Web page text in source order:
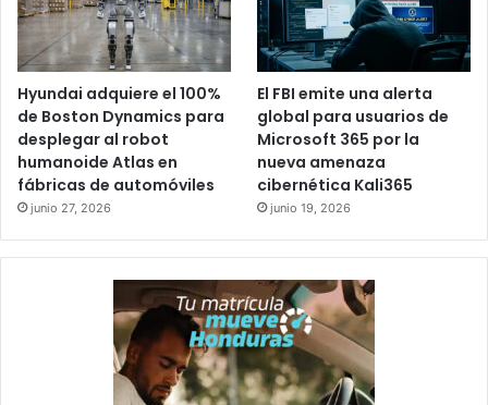
Hyundai adquiere el 100%
de Boston Dynamics para
desplegar al robot
humanoide Atlas en
fábricas de automóviles
junio 27, 2026
El FBI emite una alerta
global para usuarios de
Microsoft 365 por la
nueva amenaza
cibernética Kali365
junio 19, 2026